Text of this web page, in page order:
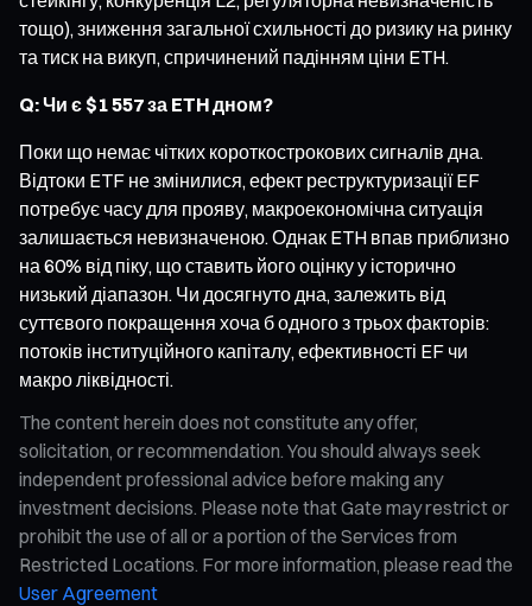
тощо), зниження загальної схильності до ризику на ринку
та тиск на викуп, спричинений падінням ціни ETH.
Q: Чи є $1 557 за ETH дном?
Поки що немає чітких короткострокових сигналів дна.
Відтоки ETF не змінилися, ефект реструктуризації EF
потребує часу для прояву, макроекономічна ситуація
залишається невизначеною. Однак ETH впав приблизно
на 60% від піку, що ставить його оцінку у історично
низький діапазон. Чи досягнуто дна, залежить від
суттєвого покращення хоча б одного з трьох факторів:
потоків інституційного капіталу, ефективності EF чи
макро ліквідності.
The content herein does not constitute any offer,
solicitation, or recommendation. You should always seek
independent professional advice before making any
investment decisions. Please note that Gate may restrict or
prohibit the use of all or a portion of the Services from
Restricted Locations. For more information, please read the
User Agreement